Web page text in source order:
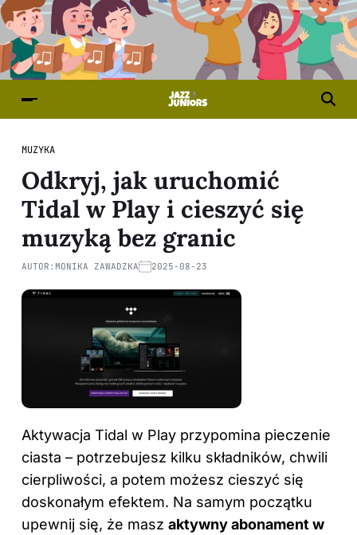
MUZYKA
Odkryj, jak uruchomić
Tidal w Play i cieszyć się
muzyką bez granic
AUTOR: MONIKA ZAWADZKA 2025-08-23
Aktywacja Tidal w Play przypomina pieczenie
ciasta – potrzebujesz kilku składników, chwili
cierpliwości, a potem możesz cieszyć się
doskonałym efektem. Na samym początku
upewnij się, że masz aktywny abonament w